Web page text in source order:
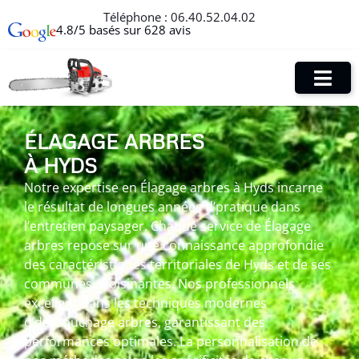
Téléphone : 06.40.52.04.02
4.8/5 basés sur 628 avis
ÉLAGAGE ARBRES
À HYDS
Notre expertise en Élagage arbres à Hyds incarne
le résultat de longues années d’pratique dans
l’entretien paysager. Chaque service de Élagage
arbres repose sur une connaissance approfondie
des caractéristiques territoriales de Hyds et de ses
communes avoisinantes. Nos professionnels
excellent dans les techniques modernes
d’dessouchage arbres, garantissant des
performances optimales. La personnalisation de